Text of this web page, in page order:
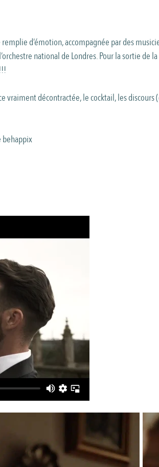
d’émotion, accompagnée par des
national de Londres. Pour la sortie
vraiment décontractée, le cocktail, les
behappix